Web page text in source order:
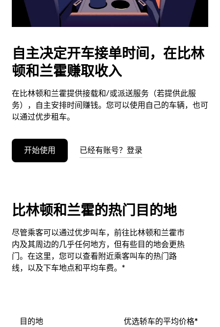
闭
日
历。
自主决定开车接单时间，在比林
顿和兰霍赚取收入
在比林顿和兰霍提供接载和/或派送服务（若提供此服
务），自主安排时间赚钱。您可以使用自己的车辆，也可
以通过优步租车。
开始使用 已经有账号？登录
比林顿和兰霍的热门目的地
尽管乘客可以通过优步叫车，前往比林顿和兰霍市
内及其周边的几乎任何地方，但有些目的地会更热
门。在这里，您可以查看附近乘客叫车的热门路
线，以及下车地点和平均车费。*
目的地 优选轿车的平均价格*